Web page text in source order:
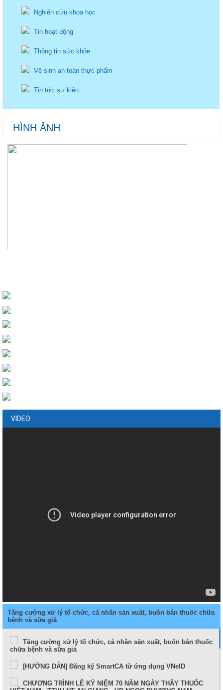
Nghiên cứu khoa học
Tin hoạt động
Thông tin sức khỏe
Vệ sinh an toàn thực phẩm
Tin tức sự kiện
HÌNH ẢNH
VIDEO
Tăng cường xử lý tổ chức, cá nhân sản xuất, buôn bán thuốc chữa
bệnh và sữa giả
Tăng cường xử lý tổ chức, cá nhân sản xuất, buôn bán thuốc
chữa bệnh và sữa giả
[HƯỚNG DẪN] Đăng ký SmartCA từ ứng dụng VNeID
CHƯƠNG TRÌNH LỄ KỶ NIỆM 70 NĂM NGÀY THẦY THUỐC